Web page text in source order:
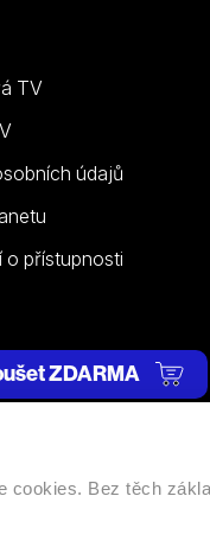
cookies. Bez těch
TV
údajů
o přístupnosti
ZDARMA
cookies